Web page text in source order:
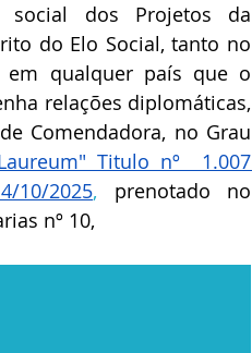
social dos Projetos da
do Elo Social, tanto no
em qualquer país que o
relações diplomáticas,
Comendadora, no Grau
Titulo nº  1.007
10/2025, prenotado no
nº 10,